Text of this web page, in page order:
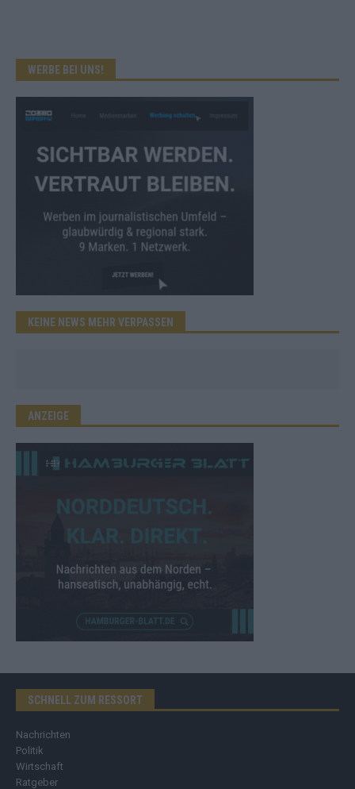
WERBE BEI UNS!
KEINE NEWS MEHR VERPASSEN
ANZEIGE
SCHNELL ZUM RESSORT
Nachrichten
Politik
Wirtschaft
Ratgeber